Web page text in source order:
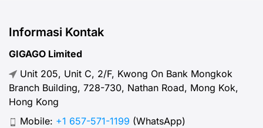
Informasi Kontak
GIGAGO Limited
Unit 205, Unit C, 2/F, Kwong On Bank Mongkok
Branch Building, 728-730, Nathan Road, Mong Kok,
Hong Kong
Mobile: +1 657-571-1199 (WhatsApp)